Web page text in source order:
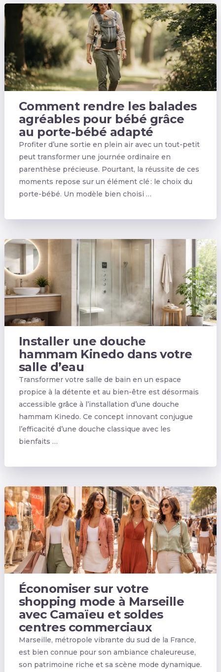
Comment rendre les balades
agréables pour bébé grâce
au porte-bébé adapté
Profiter d’une sortie en plein air avec un tout-petit
peut transformer une journée ordinaire en
parenthèse précieuse. Pourtant, la réussite de ces
moments repose sur un élément clé : le choix du
porte-bébé. Un modèle bien choisi …
Installer une douche
hammam Kinedo dans votre
salle d’eau
Transformer votre salle de bain en un espace
propice à la détente et au bien-être est désormais
accessible grâce à l’installation d’une douche
hammam Kinedo. Ce concept innovant conjugue
l’efficacité d’une douche classique avec les
bienfaits …
Économiser sur votre
shopping mode à Marseille
avec Camaïeu et soldes
centres commerciaux
Marseille, métropole vibrante du sud de la France,
est bien connue pour son ambiance chaleureuse,
son patrimoine riche et sa scène mode dynamique.